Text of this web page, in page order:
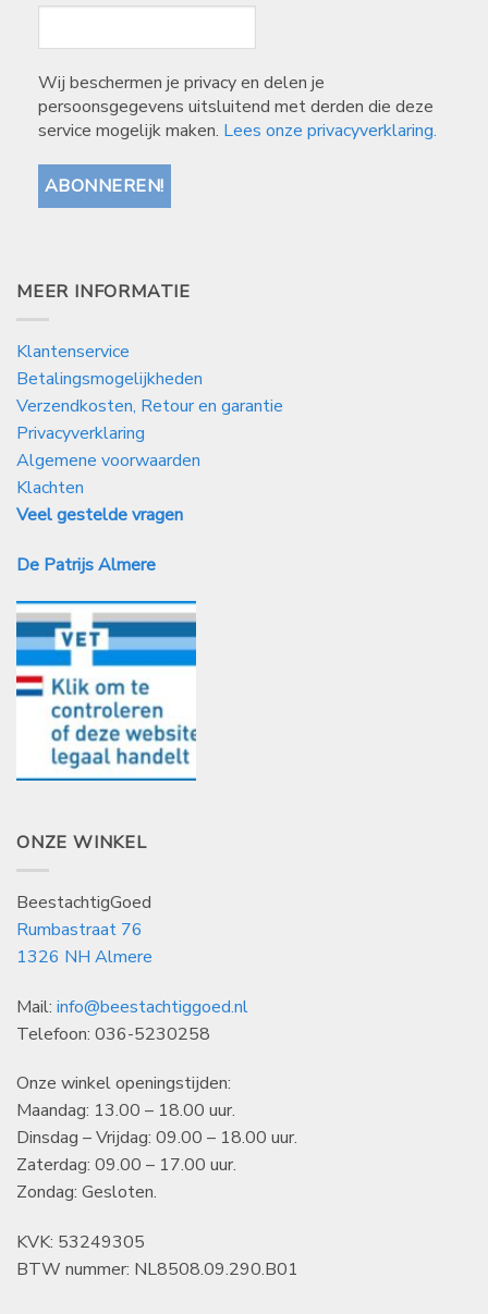
Wij beschermen je privacy en delen je
persoonsgegevens uitsluitend met derden die deze
service mogelijk maken. Lees onze privacyverklaring.
MEER INFORMATIE
Klantenservice
Betalingsmogelijkheden
Verzendkosten, Retour en garantie
Privacyverklaring
Algemene voorwaarden
Klachten
Veel gestelde vragen
De Patrijs Almere
ONZE WINKEL
BeestachtigGoed
Rumbastraat 76
1326 NH Almere
Mail: info@beestachtiggoed.nl
Telefoon: 036-5230258
Onze winkel openingstijden:
Maandag: 13.00 – 18.00 uur.
Dinsdag – Vrijdag: 09.00 – 18.00 uur.
Zaterdag: 09.00 – 17.00 uur.
Zondag: Gesloten.
KVK: 53249305
BTW nummer: NL8508.09.290.B01